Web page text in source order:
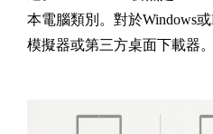
本電腦類別。對於Windows
模擬器或第三方桌面下載器。